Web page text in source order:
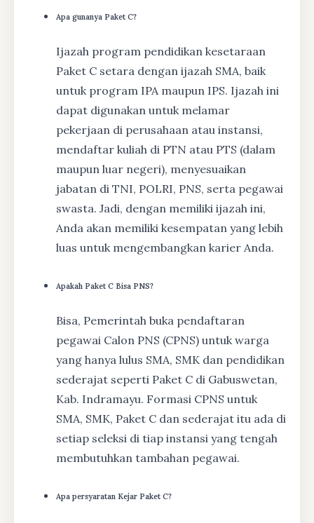
Apa gunanya Paket C?
Ijazah program pendidikan kesetaraan
Paket C setara dengan ijazah SMA, baik
untuk program IPA maupun IPS. Ijazah ini
dapat digunakan untuk melamar
pekerjaan di perusahaan atau instansi,
mendaftar kuliah di PTN atau PTS (dalam
maupun luar negeri), menyesuaikan
jabatan di TNI, POLRI, PNS, serta pegawai
swasta. Jadi, dengan memiliki ijazah ini,
Anda akan memiliki kesempatan yang lebih
luas untuk mengembangkan karier Anda.
Apakah Paket C Bisa PNS?
Bisa, Pemerintah buka pendaftaran
pegawai Calon PNS (CPNS) untuk warga
yang hanya lulus SMA, SMK dan pendidikan
sederajat seperti Paket C di Gabuswetan,
Kab. Indramayu. Formasi CPNS untuk
SMA, SMK, Paket C dan sederajat itu ada di
setiap seleksi di tiap instansi yang tengah
membutuhkan tambahan pegawai.
Apa persyaratan Kejar Paket C?